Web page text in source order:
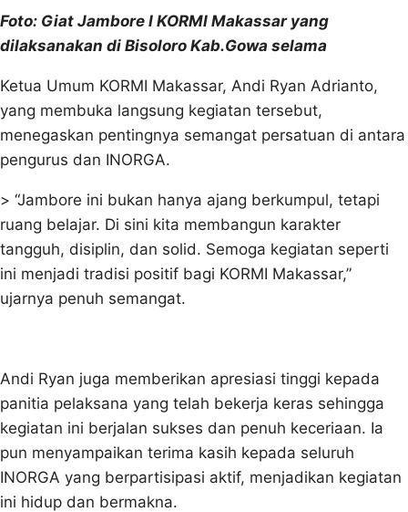
Foto: Giat Jambore I KORMI Makassar yang
dilaksanakan di Bisoloro Kab.Gowa selama
Ketua Umum KORMI Makassar, Andi Ryan Adrianto,
yang membuka langsung kegiatan tersebut,
menegaskan pentingnya semangat persatuan di antara
pengurus dan INORGA.
> “Jambore ini bukan hanya ajang berkumpul, tetapi
ruang belajar. Di sini kita membangun karakter
tangguh, disiplin, dan solid. Semoga kegiatan seperti
ini menjadi tradisi positif bagi KORMI Makassar,”
ujarnya penuh semangat.
Andi Ryan juga memberikan apresiasi tinggi kepada
panitia pelaksana yang telah bekerja keras sehingga
kegiatan ini berjalan sukses dan penuh keceriaan. Ia
pun menyampaikan terima kasih kepada seluruh
INORGA yang berpartisipasi aktif, menjadikan kegiatan
ini hidup dan bermakna.